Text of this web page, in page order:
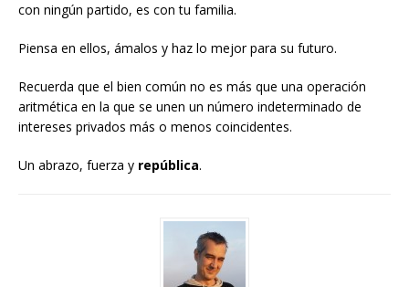
con ningún partido, es con tu familia.
Piensa en ellos, ámalos y haz lo mejor para su futuro.
Recuerda que el bien común no es más que una operación
aritmética en la que se unen un número indeterminado de
intereses privados más o menos coincidentes.
Un abrazo, fuerza y república.